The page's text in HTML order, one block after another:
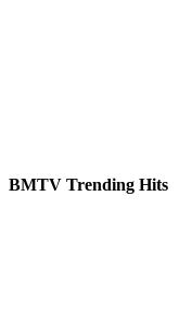
BMTV Trending Hits